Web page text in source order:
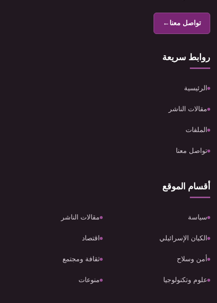
تواصل معنا←
روابط سريعة
الرئيسية
مقالات الناشر
الملفات
تواصل معنا
أقسام الموقع
سياسة مقالات الناشر
الكيان الإسرائيلي اقتصاد
أمن وسلاح ثقافة ومجتمع
علوم وتكنولوجيا منوعات